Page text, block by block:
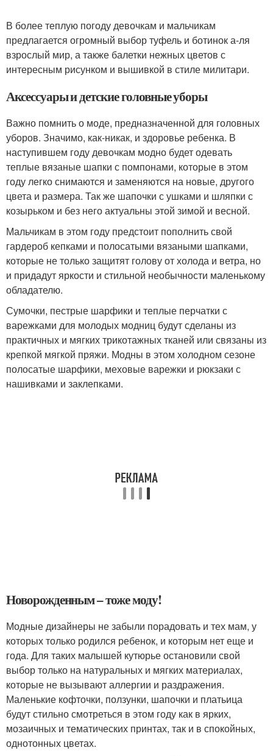
В более теплую погоду девочкам и мальчикам
предлагается огромный выбор туфель и ботинок а-ля
взрослый мир, а также балетки нежных цветов с
интересным рисунком и вышивкой в стиле милитари.
Аксессуары и детские головные уборы
Важно помнить о моде, предназначенной для головных
уборов. Значимо, как-никак, и здоровье ребенка. В
наступившем году девочкам модно будет одевать
теплые вязаные шапки с помпонами, которые в этом
году легко снимаются и заменяются на новые, другого
цвета и размера. Так же шапочки с ушками и шляпки с
козырьком и без него актуальны этой зимой и весной.
Мальчикам в этом году предстоит пополнить свой
гардероб кепками и полосатыми вязаными шапками,
которые не только защитят голову от холода и ветра, но
и придадут яркости и стильной необычности маленькому
обладателю.
Сумочки, пестрые шарфики и теплые перчатки с
варежками для молодых модниц будут сделаны из
практичных и мягких трикотажных тканей или связаны из
крепкой мягкой пряжи. Модны в этом холодном сезоне
полосатые шарфики, меховые варежки и рюкзаки с
нашивками и заклепками.
Новорожденным – тоже моду!
Модные дизайнеры не забыли порадовать и тех мам, у
которых только родился ребенок, и которым нет еще и
года. Для таких малышей кутюрье остановили свой
выбор только на натуральных и мягких материалах,
которые не вызывают аллергии и раздражения.
Маленькие кофточки, ползунки, шапочки и платьица
будут стильно смотреться в этом году как в ярких,
мозаичных и тематических принтах, так и в спокойных,
однотонных цветах.